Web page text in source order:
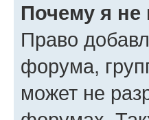
Почему я не
Право
форума,
может не